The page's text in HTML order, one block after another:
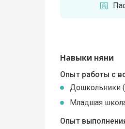
Навыки няни
Опыт работы с
Дошкольники
Младшая
Опыт